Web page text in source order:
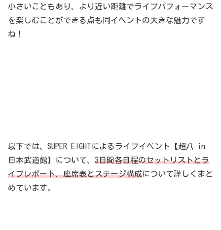
小さいこともあり、より近い距離でライブパフォーマンス
を楽しむことができる点も同イベントの大きな魅力です
ね！
以下では、SUPER EIGHTによるライブイベント【超八 in
日本武道館】について、 3日間各日程のセットリストとラ
イブレポート、座席表とステージ構成について詳しくまと
めています。